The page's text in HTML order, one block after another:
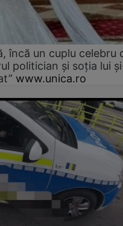
încă un cuplu celebru
politician și soția lui
www.unica.ro